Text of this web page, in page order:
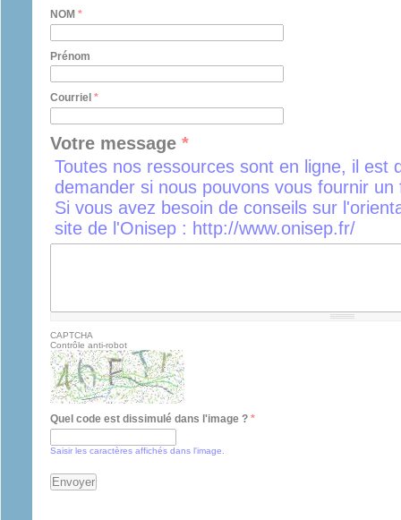
NOM *
Prénom
Courriel *
Votre message *
Toutes nos ressources sont en ligne, il est
demander si nous pouvons vous fournir
Si vous avez besoin de conseils sur
site de l'Onisep : http://www.onisep.fr/
CAPTCHA
Contrôle anti-robot
Quel code est dissimulé dans l'image ? *
Saisir les caractères affichés dans l'image.